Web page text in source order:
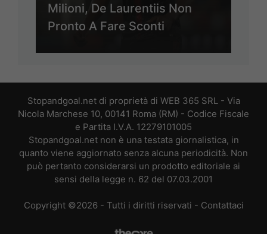
Milioni, De Laurentiis Non
Pronto A Fare Sconti
Stopandgoal.net di proprietà di WEB 365 SRL - Via
Nicola Marchese 10, 00141 Roma (RM) - Codice Fiscale
e Partita I.V.A. 12279101005
Stopandgoal.net non è una testata giornalistica, in
quanto viene aggiornato senza alcuna periodicità. Non
può pertanto considerarsi un prodotto editoriale ai
sensi della legge n. 62 del 07.03.2001
Copyright ©2026 - Tutti i diritti riservati - Contattaci